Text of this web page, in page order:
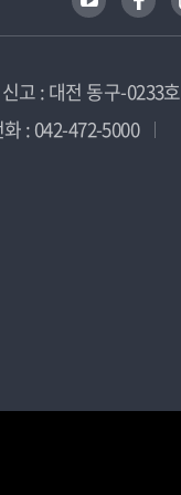
고 : 대전 동구-0233호
: 042-472-5000